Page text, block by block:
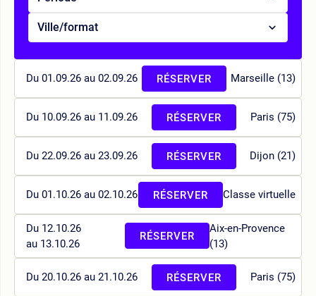
Ville/format
Du 01.09.26 au 02.09.26 Marseille (13)
RÉSERVER
Du 10.09.26 au 11.09.26 Paris (75)
RÉSERVER
Du 22.09.26 au 23.09.26 Dijon (21)
RÉSERVER
Du 01.10.26 au 02.10.26 Classe virtuelle
RÉSERVER
Du 12.10.26
au 13.10.26
Aix-en-Provence
(13)
RÉSERVER
Du 20.10.26 au 21.10.26 Paris (75)
RÉSERVER